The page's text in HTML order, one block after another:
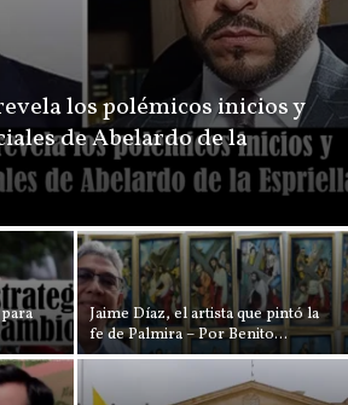
los polémicos inicios y
de Abelardo de la
Jaime Díaz, el artista que pintó la
fe de Palmira – Por Benito...